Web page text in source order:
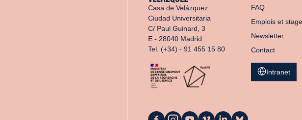
Casa de Velázquez
Ciudad Universitaria
C/ Paul Guinard, 3
E - 28040 Madrid
Tel. (+34) - 91 455 15 80
FAQ
Emplois et
Newsletter
Contact
Intranet